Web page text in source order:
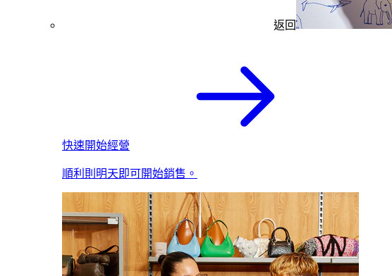
返回
快速開始經營
順利則明天即可開始銷售。